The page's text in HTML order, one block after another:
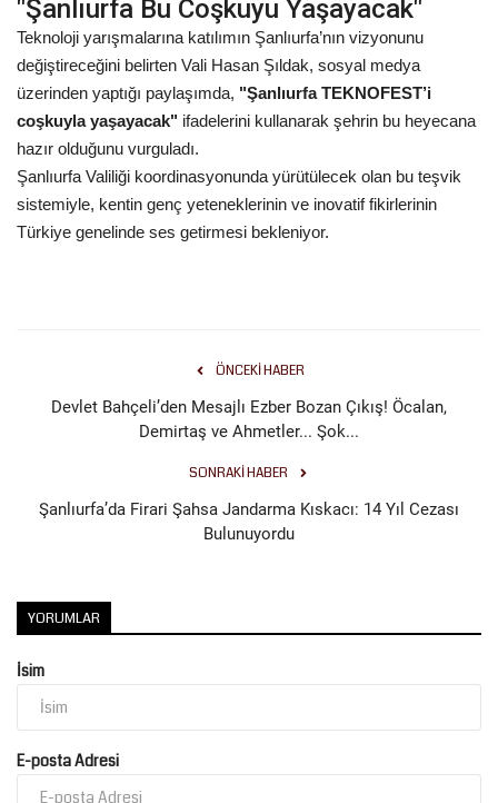
"Şanlıurfa Bu Coşkuyu Yaşayacak"
Teknoloji yarışmalarına katılımın Şanlıurfa’nın vizyonunu
değiştireceğini belirten Vali Hasan Şıldak, sosyal medya
üzerinden yaptığı paylaşımda, "Şanlıurfa TEKNOFEST’i
coşkuyla yaşayacak" ifadelerini kullanarak şehrin bu heyecana
hazır olduğunu vurguladı.
Şanlıurfa Valiliği koordinasyonunda yürütülecek olan bu teşvik
sistemiyle, kentin genç yeteneklerinin ve inovatif fikirlerinin
Türkiye genelinde ses getirmesi bekleniyor.
ÖNCEKI HABER
Devlet Bahçeli’den Mesajlı Ezber Bozan Çıkış! Öcalan,
Demirtaş ve Ahmetler... Şok...
SONRAKI HABER
Şanlıurfa’da Firari Şahsa Jandarma Kıskacı: 14 Yıl Cezası
Bulunuyordu
YORUMLAR
İsim
E-posta Adresi